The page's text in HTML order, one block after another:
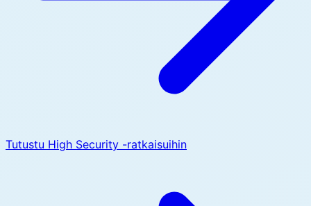
Tutustu High Security -ratkaisuihin